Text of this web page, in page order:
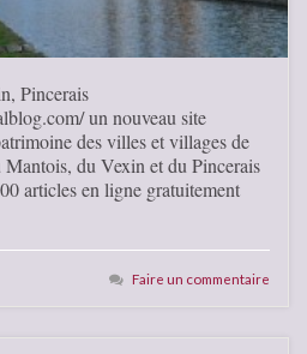
Pincerais
un nouveau site
des villes et villages de
du Vexin et du Pincerais
articles en ligne gratuitement
Faire un commentaire